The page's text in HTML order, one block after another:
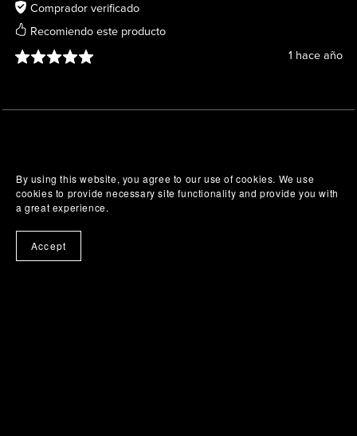
Comprador verificado
Recomiendo este producto
1 hace año
By using this website, you agree to our use of cookies. We use
cookies to provide necessary site functionality and provide you with
a great experience.
Accept